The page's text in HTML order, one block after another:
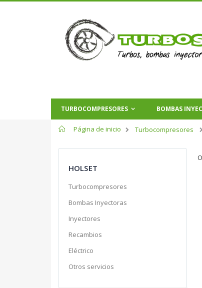
TURBOCOMPRESORES BOMBAS
Página de inicio Turbocompresores
HOLSET
Turbocompresores
Bombas Inyectoras
Inyectores
Recambios
Eléctrico
Otros servicios